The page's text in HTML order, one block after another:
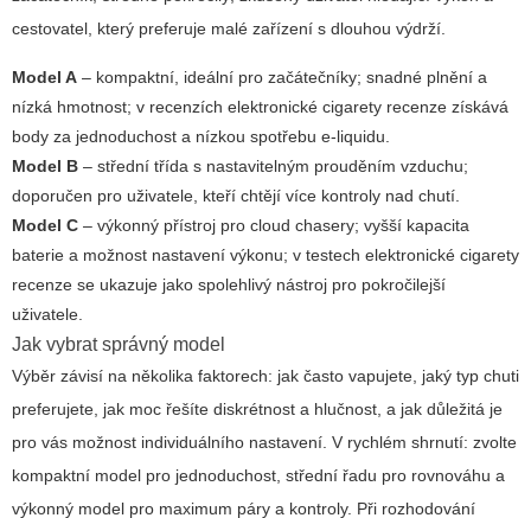
cestovatel, který preferuje malé zařízení s dlouhou výdrží.
Model A – kompaktní, ideální pro začátečníky; snadné plnění a
nízká hmotnost; v recenzích elektronické cigarety recenze získává
body za jednoduchost a nízkou spotřebu e-liquidu.
Model B – střední třída s nastavitelným prouděním vzduchu;
doporučen pro uživatele, kteří chtějí více kontroly nad chutí.
Model C – výkonný přístroj pro cloud chasery; vyšší kapacita
baterie a možnost nastavení výkonu; v testech elektronické cigarety
recenze se ukazuje jako spolehlivý nástroj pro pokročilejší
uživatele.
Jak vybrat správný model
Výběr závisí na několika faktorech: jak často vapujete, jaký typ chuti
preferujete, jak moc řešíte diskrétnost a hlučnost, a jak důležitá je
pro vás možnost individuálního nastavení. V rychlém shrnutí: zvolte
kompaktní model pro jednoduchost, střední řadu pro rovnováhu a
výkonný model pro maximum páry a kontroly. Při rozhodování